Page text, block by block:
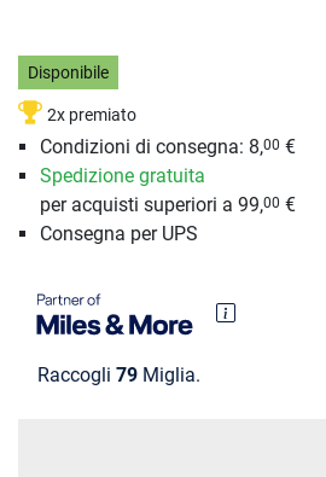
Disponibile
2x premiato
Condizioni di consegna: 8,00 €
Spedizione gratuita
per acquisti superiori a 99,00 €
Consegna per UPS
Raccogli 79 Miglia.